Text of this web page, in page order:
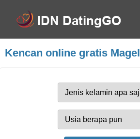
Kencan online gratis